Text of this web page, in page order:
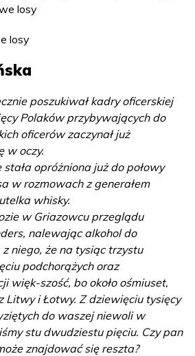
losy
losy
poszukiwał kadry oficerskiej
Polaków przybywających do
oficerów zaczynał już
w oczy.
opróżniona już do połowy
w rozmowach z generałem
whisky.
w Griazowcu przeglądu
nalewając alkohol do
niego, że na tysiąc trzystu
podchorążych oraz
więk-szość, bo około ośmiuset,
Litwy i Łotwy. Z dziewięciu tysięcy
do waszej niewoli w
stu dwudziestu pięciu. Czy pan
znajdować się reszta?